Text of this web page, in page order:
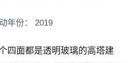
年份： 2019
四面都是透明玻璃的高塔建